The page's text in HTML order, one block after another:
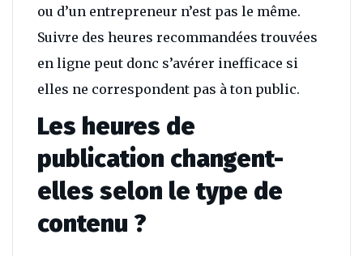
ou d’un entrepreneur n’est pas le même.
Suivre des heures recommandées trouvées
en ligne peut donc s’avérer inefficace si
elles ne correspondent pas à ton public.
Les heures de
publication changent-
elles selon le type de
contenu ?